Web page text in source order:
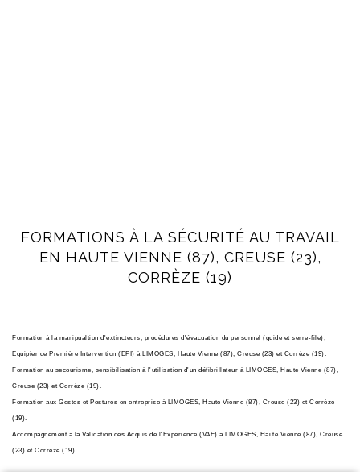
FORMATIONS À LA SÉCURITÉ AU TRAVAIL
EN HAUTE VIENNE (87), CREUSE (23),
CORRÈZE (19)
Formation à la manipualtion d'extincteurs, procèdures d'évacuation du personnel (guide et serre-file),
Equipier de Première Intervention (EPI) à LIMOGES, Haute Vienne (87), Creuse (23) et Corrèze (19).
Formation au secourisme, sensibilisation à l'utilisation d'un défibrillateur à LIMOGES, Haute Vienne (87),
Creuse (23) et Corrèze (19).
Formation aux Gestes et Postures en entreprise à LIMOGES, Haute Vienne (87), Creuse (23) et Corrèze
(19).
Accompagnement à la Validation des Acquis de l'Expérience (VAE) à LIMOGES, Haute Vienne (87), Creuse
(23) et Corrèze (19).